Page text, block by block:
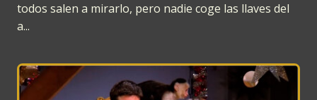
todos salen a mirarlo, pero nadie coge las llaves del
a...